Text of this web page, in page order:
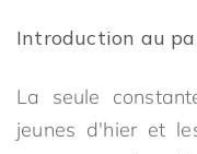
Introduction au
La seule
jeunes d'hier et